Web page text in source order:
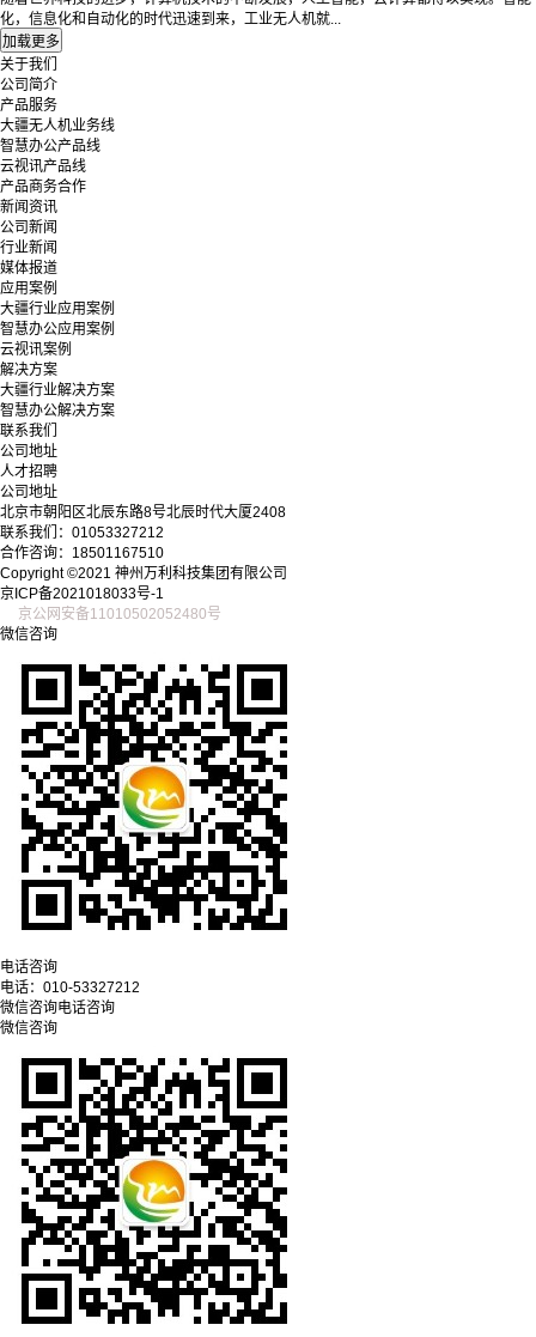
化，信息化和自动化的时代迅速到来，工业无人机就...
关于我们
公司简介
产品服务
大疆无人机业务线
智慧办公产品线
云视讯产品线
产品商务合作
新闻资讯
公司新闻
行业新闻
媒体报道
应用案例
大疆行业应用案例
智慧办公应用案例
云视讯案例
解决方案
大疆行业解决方案
智慧办公解决方案
联系我们
公司地址
人才招聘
公司地址
北京市朝阳区北辰东路8号北辰时代大厦2408
联系我们：01053327212
合作咨询：18501167510
Copyright ©2021 神州万利科技集团有限公司
京ICP备2021018033号-1
京公网安备11010502052480号
微信咨询
电话咨询
电话： 010-53327212
微信咨询电话咨询
微信咨询